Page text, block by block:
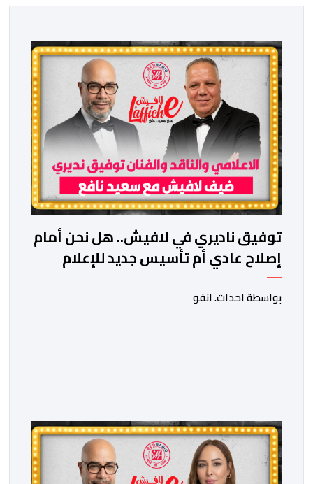
توفيق ناديري في لافيش.. هل نحن أمام
إصلاح عادي أم تأسيس جديد للإعلام
المغربي؟
بواسطة احداث. انفو